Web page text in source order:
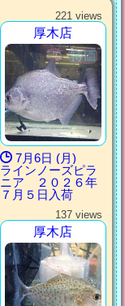
221 views
厚木店
7月6日 (月)
ラインノーズピラ
ニア ２０２６年
７月５日入荷
137 views
厚木店